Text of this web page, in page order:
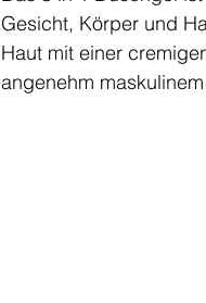
Gesicht, Körper und
Haut mit einer
angenehm